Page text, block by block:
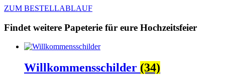
ZUM BESTELLABLAUF
Findet weitere Papeterie für eure Hochzeitsfeier
Willkommensschilder (34)